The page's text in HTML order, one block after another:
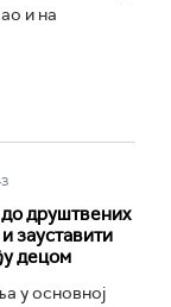
и на
друштвених
зауставити
децом
у основној